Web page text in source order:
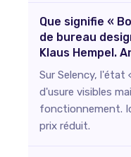
Que signifie «
de bureau
Klaus Hempel.
Sur Selency, l'état
d'usure visibles
fonctionnement.
prix réduit.